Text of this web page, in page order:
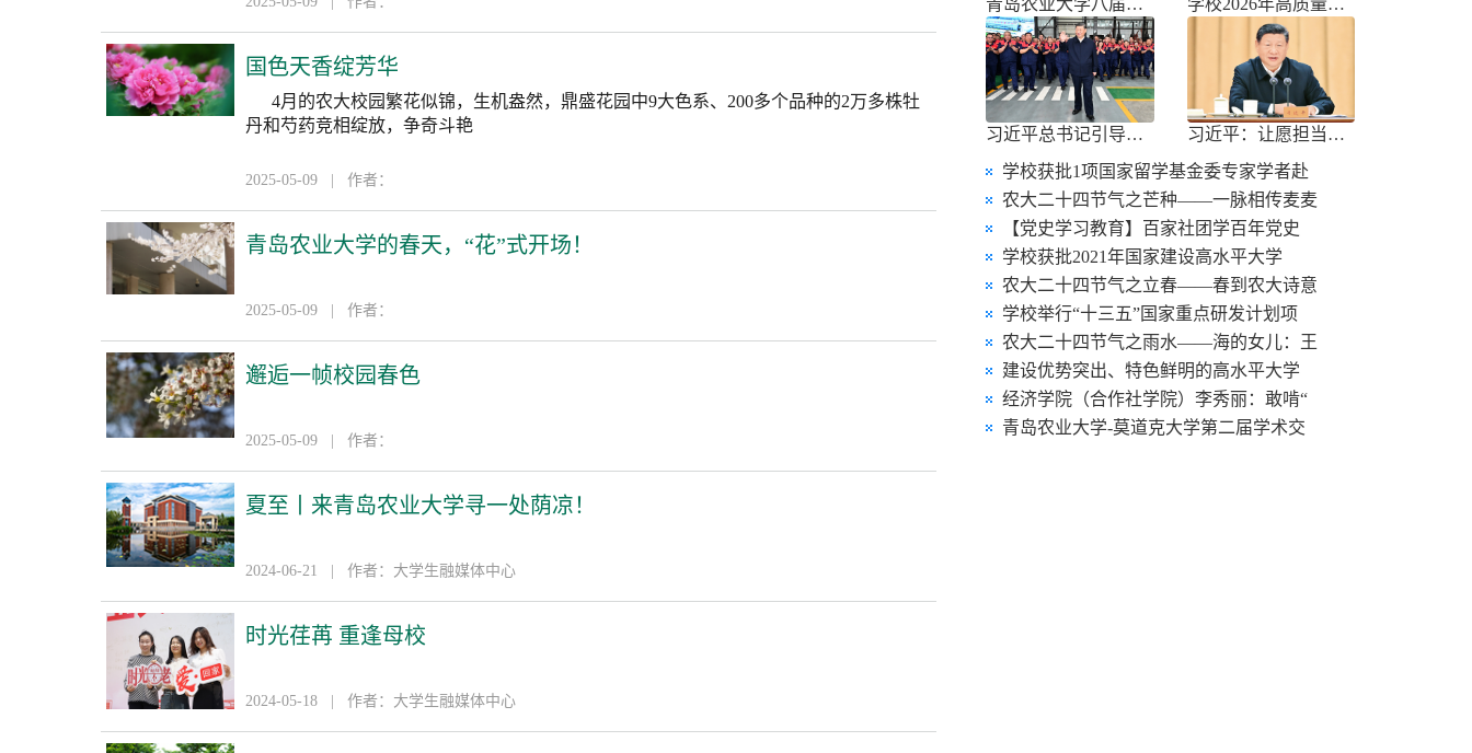
国色天香绽芳华
4月的农大校园繁花似锦，生机盎然，鼎盛花园中9大色系、200多个品种的2万多株牡
丹和芍药竞相绽放，争奇斗艳
2025-05-09 | 作者：
青岛农业大学的春天，“花”式开场！
2025-05-09 | 作者：
邂逅一帧校园春色
2025-05-09 | 作者：
夏至丨来青岛农业大学寻一处荫凉！
2024-06-21 | 作者：大学生融媒体中心
时光荏苒 重逢母校
2024-05-18 | 作者：大学生融媒体中心
青岛农业大学八届三次双代会胜利召开 学校2026年高质量发展大会召开
习近平总书记引导树立和践行正确政绩
习近平：让愿担当、敢担当、善担当蔚
学校获批1项国家留学基金委专家学者赴
农大二十四节气之芒种——一脉相传麦麦
【党史学习教育】百家社团学百年党史
学校获批2021年国家建设高水平大学
农大二十四节气之立春——春到农大诗意
学校举行“十三五”国家重点研发计划项
农大二十四节气之雨水——海的女儿：王
建设优势突出、特色鲜明的高水平大学
经济学院（合作社学院）李秀丽：敢啃“
青岛农业大学-莫道克大学第二届学术交